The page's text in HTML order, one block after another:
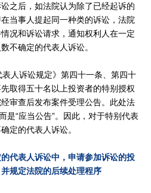
之后，如法院认为除了已经起诉的
当事人提起同一种类的诉讼，法院
况和诉讼请求，通知权利人在一定
不确定的代表人诉讼。
人诉讼规定》第四十一条、第四十
取得五十名以上投资者的特别授权
审查后发布案件受理公告。此处法
是“应当公告”。因此，对于特别代表
定的代表人诉讼。
代表人诉讼中，申请参加诉讼的投
规定法院的后续处理程序